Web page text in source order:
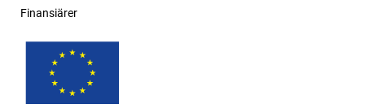
Finansiärer